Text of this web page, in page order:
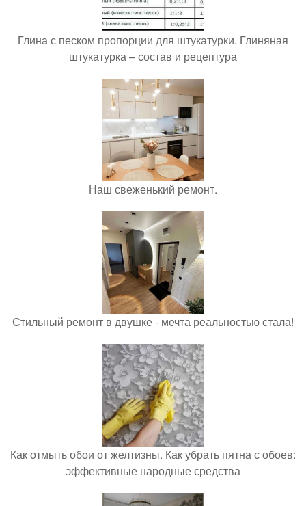
Глина с песком пропорции для штукатурки. Глиняная
штукатурка – состав и рецептура
Наш свеженький ремонт.
Стильный ремонт в двушке - мечта реальностью стала!
Как отмыть обои от желтизны. Как убрать пятна с обоев:
эффективные народные средства